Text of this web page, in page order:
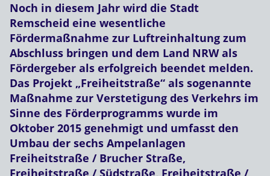
Noch in diesem Jahr wird die Stadt
Remscheid eine wesentliche
Fördermaßnahme zur Luftreinhaltung zum
Abschluss bringen und dem Land NRW als
Fördergeber als erfolgreich beendet melden.
Das Projekt „Freiheitstraße“ als sogenannte
Maßnahme zur Verstetigung des Verkehrs im
Sinne des Förderprogramms wurde im
Oktober 2015 genehmigt und umfasst den
Umbau der sechs Ampelanlagen
Freiheitstraße / Brucher Straße,